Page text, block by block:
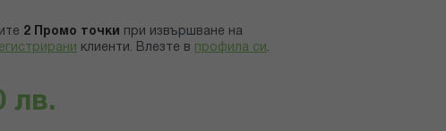
2 Промо точки
при извършване на
клиенти. Влезте в профила си .
лв.